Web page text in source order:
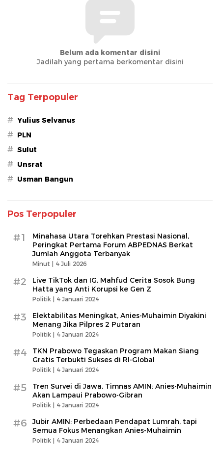
Belum ada komentar disini
Jadilah yang pertama berkomentar disini
Tag Terpopuler
# Yulius Selvanus
# PLN
# Sulut
# Unsrat
# Usman Bangun
Pos Terpopuler
#1
Minahasa Utara Torehkan Prestasi Nasional,
Peringkat Pertama Forum ABPEDNAS Berkat
Jumlah Anggota Terbanyak
Minut | 4 Juli 2026
#2
Live TikTok dan IG, Mahfud Cerita Sosok Bung
Hatta yang Anti Korupsi ke Gen Z
Politik | 4 Januari 2024
#3
Elektabilitas Meningkat, Anies-Muhaimin Diyakini
Menang Jika Pilpres 2 Putaran
Politik | 4 Januari 2024
#4
TKN Prabowo Tegaskan Program Makan Siang
Gratis Terbukti Sukses di RI-Global
Politik | 4 Januari 2024
#5
Tren Survei di Jawa, Timnas AMIN: Anies-Muhaimin
Akan Lampaui Prabowo-Gibran
Politik | 4 Januari 2024
#6
Jubir AMIN: Perbedaan Pendapat Lumrah, tapi
Semua Fokus Menangkan Anies-Muhaimin
Politik | 4 Januari 2024